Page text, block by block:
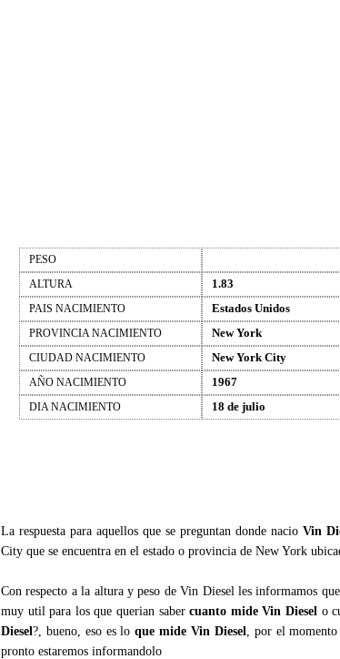
PESO
ALTURA
1.83
PAIS NACIMIENTO Estados Unidos
PROVINCIA NACIMIENTO New York
CIUDAD NACIMIENTO New York City
AÑO NACIMIENTO 1967
DIA NACIMIENTO 18 de julio
La respuesta para aquellos que se preguntan donde nacio Vin
City que se encuentra en el estado o provincia de New York
Con respecto a la altura y peso de Vin Diesel les informamos
muy util para los que querian sabercuanto mide Vin Diesel o
Diesel?, bueno, eso es loque mide Vin Diesel, por el momento
pronto estaremos informandolo